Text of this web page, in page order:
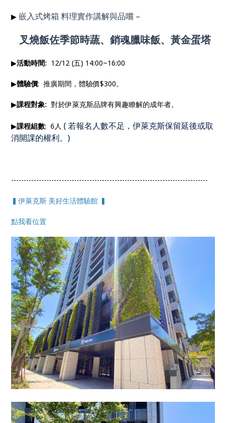
▶ 嵌入式烤箱 料理實作講解與品嚐 –
叉燒飯佐季節時蔬、銷魂臘味飯、黃金蛋塔
▶活動時間: 12/12 (五) 14:00~16:00
▶體驗價: 推廣期間，體驗價$300。
▶課程對象:對於伊萊克斯品牌有興趣瞭解的成年者。
▶課程組數: 6人(若報名人數不足，伊萊克斯保留延後或取
消開課的權利。)
------------------------------------------------------------------------------
▍伊萊克斯 美好生活體驗館 ▍
點我看位置